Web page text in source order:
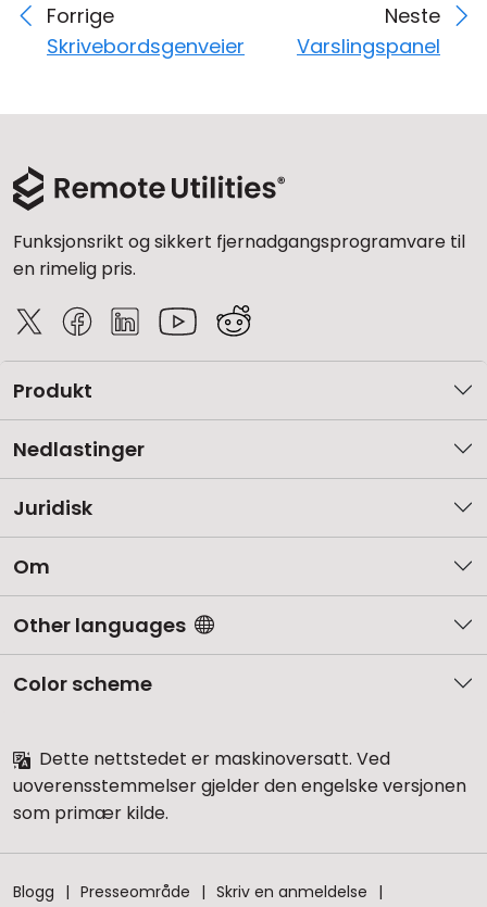
Forrige
Skrivebordsgenveier
Neste
Varslingspanel
Funksjonsrikt og sikkert fjernadgangsprogramvare til
en rimelig pris.
Produkt
Nedlastinger
Juridisk
Om
Other languages
Color scheme
Dette nettstedet er maskinoversatt. Ved
uoverensstemmelser gjelder den engelske versjonen
som primær kilde.
Blogg Presseområde
Skriv en anmeldelse